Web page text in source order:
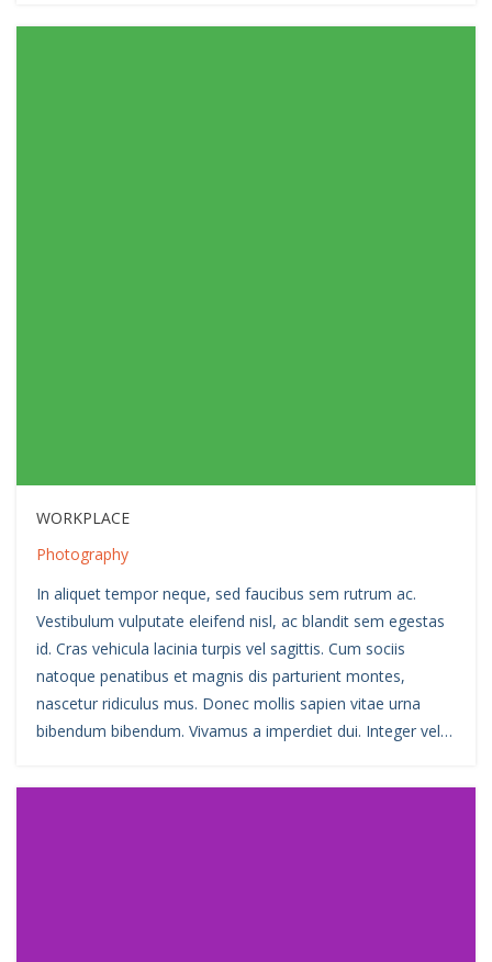
WORKPLACE
Photography
In aliquet tempor neque, sed faucibus sem rutrum ac.
Vestibulum vulputate eleifend nisl, ac blandit sem egestas
id. Cras vehicula lacinia turpis vel sagittis. Cum sociis
natoque penatibus et magnis dis parturient montes,
nascetur ridiculus mus. Donec mollis sapien vitae urna
bibendum bibendum. Vivamus a imperdiet dui. Integer vel…